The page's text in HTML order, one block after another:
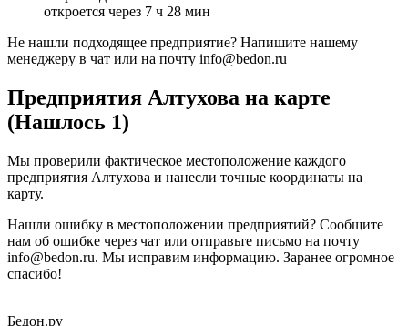
откроется через 7 ч 28 мин
Не нашли подходящее предприятие? Напишите нашему
менеджеру в чат или на почту info@bedon.ru
Предприятия Алтухова на карте
(Нашлось 1)
Мы проверили фактическое местоположение каждого
предприятия Алтухова и нанесли точные координаты на
карту.
Нашли ошибку в местоположении предприятий? Сообщите
нам об ошибке через чат или отправьте письмо на почту
info@bedon.ru. Мы исправим информацию. Заранее огромное
спасибо!
Бедон.ру